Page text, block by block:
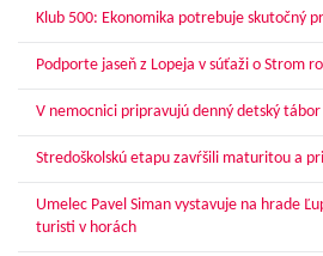
Klub 500: Ekonomika potrebuje skutočný
Podporte jaseň z Lopeja v súťaži o Strom
V nemocnici pripravujú denný detský
Stredoškolskú etapu zavŕšili maturitou a
Umelec Pavel Siman vystavuje na hrade
turisti v horách